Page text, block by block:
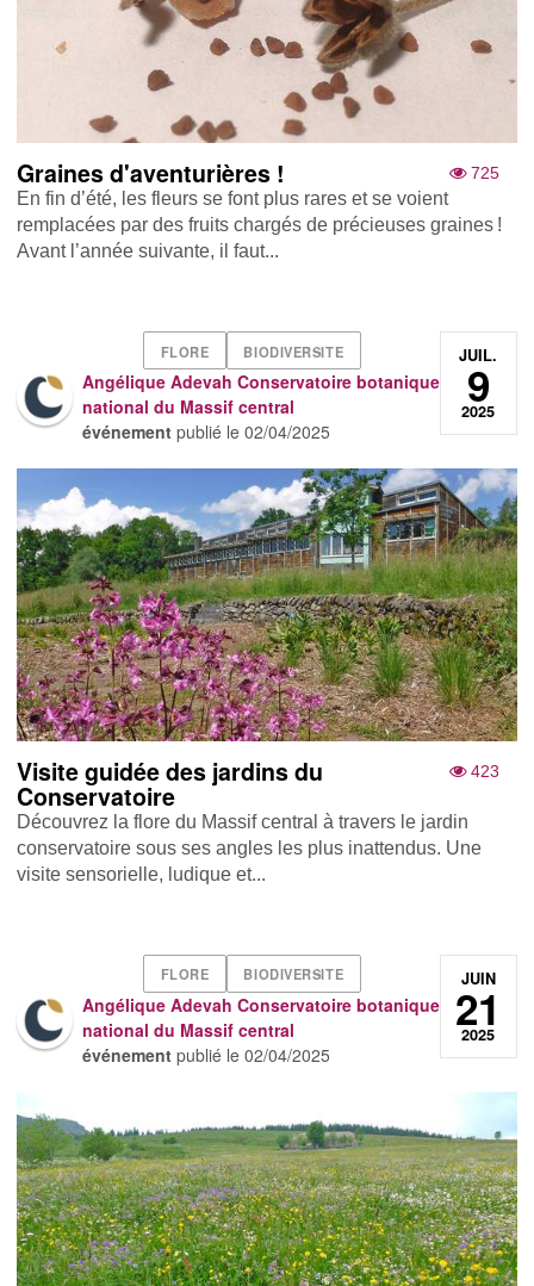
725
Graines d'aventurières !
En fin d’été, les fleurs se font plus rares et se voient
remplacées par des fruits chargés de précieuses graines !
Avant l’année suivante, il faut...
FLORE BIODIVERSITE
Angélique Adevah Conservatoire botanique
national du Massif central
événement publié le02/04/2025
JUIL.
9
2025
423
Visite guidée des jardins du
Conservatoire
Découvrez la flore du Massif central à travers le jardin
conservatoire sous ses angles les plus inattendus. Une
visite sensorielle, ludique et...
FLORE BIODIVERSITE
Angélique Adevah Conservatoire botanique
national du Massif central
événement publié le02/04/2025
JUIN
21
2025